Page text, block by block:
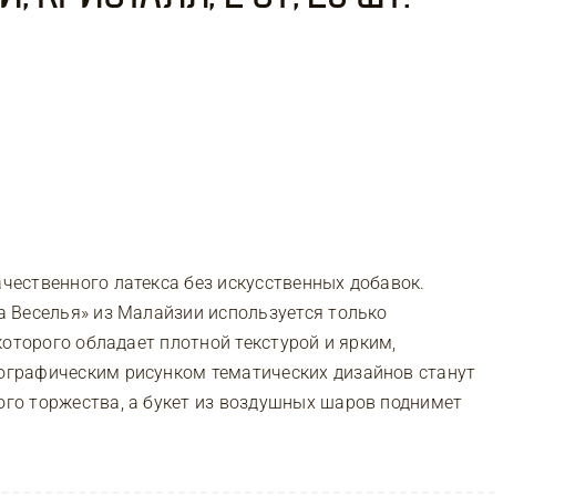
латекса без искусственных добавок.
из Малайзии используется только
обладает плотной текстурой и ярким,
рисунком тематических дизайнов станут
торжества, а букет из воздушных шаров поднимет